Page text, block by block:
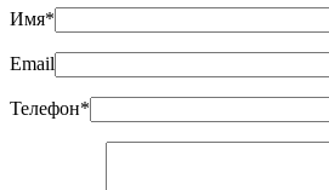
Имя*
Email
Телефон*